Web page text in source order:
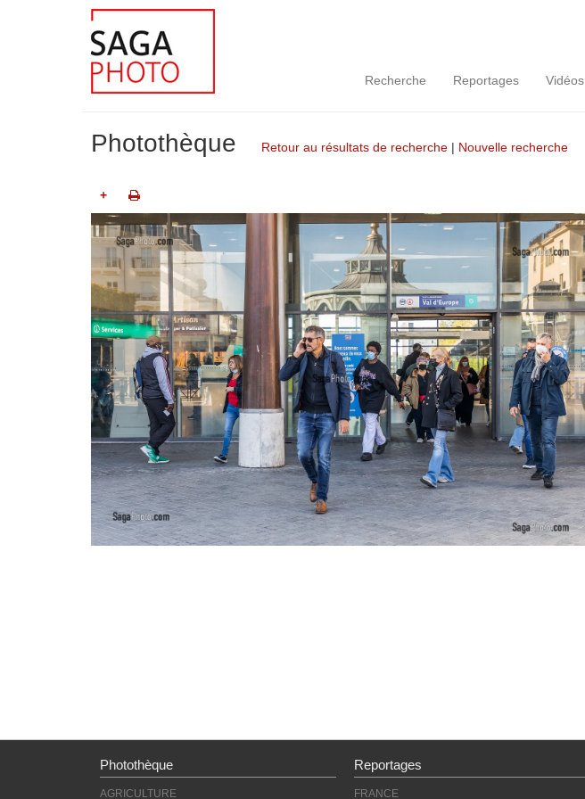
Recherche Reportages Vidéos
Photothèque Retour au résultats de recherche | Nouvelle recherche
+
Photothèque
AGRICULTURE
Reportages
FRANCE